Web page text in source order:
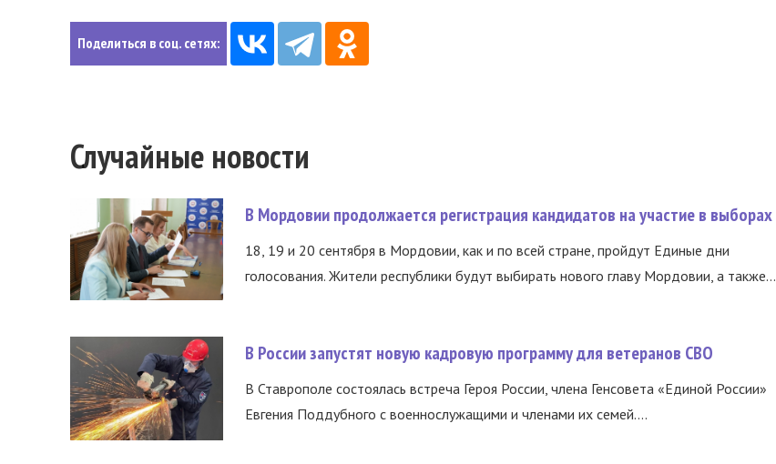
Поделиться в соц. сетях:
Случайные новости
В Мордовии продолжается регистрация кандидатов на участие в выборах
18, 19 и 20 сентября в Мордовии, как и по всей стране, пройдут Единые дни
голосования. Жители республики будут выбирать нового главу Мордовии, а также...
В России запустят новую кадровую программу для ветеранов СВО
В Ставрополе состоялась встреча Героя России, члена Генсовета «Единой России»
Евгения Поддубного с военнослужащими и членами их семей....